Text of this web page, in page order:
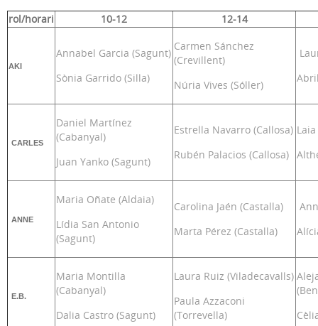
rol/horari
10-12 12-14
AKI
Annabel Garcia (Sagunt)
Sònia Garrido (Silla)
Carmen Sánchez
(Crevillent)
Núria Vives (Sóller)
CARLES
Daniel Martínez
(Cabanyal)
Juan Yanko (Sagunt)
Estrella Navarro (Callosa)
Rubén Palacios (Callosa)
ANNE
Maria Oñate (Aldaia)
Lídia San Antonio
(Sagunt)
Carolina Jaén (Castalla)
Marta Pérez (Castalla)
E.B.
Maria Montilla
(Cabanyal)
Dalia Castro (Sagunt)
Laura Ruiz (Viladecavalls)
Paula Azzaconi
(Torrevella)